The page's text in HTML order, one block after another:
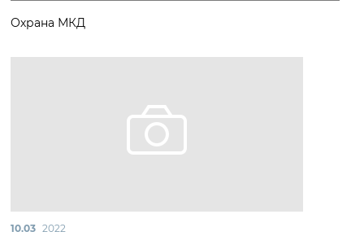
Охрана МКД
10.03 2022